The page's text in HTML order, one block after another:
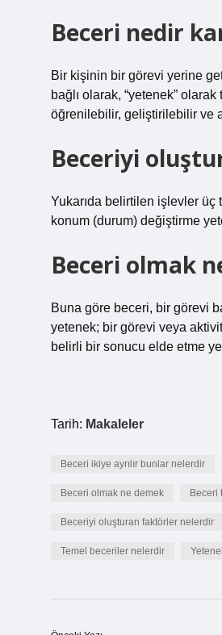
Beceri nedir
Bir kişinin bir görevi yerine
bağlı olarak, “yetenek”
öğrenilebilir, geliştirilebilir ve
Beceriyi
Yukarıda belirtilen işlevler üç
konum (durum) değiştirme
Beceri olmak
Buna göre beceri, bir görevi
yetenek; bir görevi veya
belirli bir sonucu elde etme
Tarih: Makaleler
Beceri ikiye ayrılır bunlar nelerdir
Beceri olmak ne demek Beceri
Beceriyi oluşturan faktörler nelerdir
Temel beceriler nelerdir